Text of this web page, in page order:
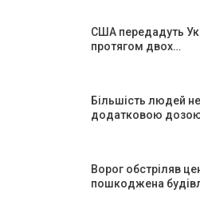
США передадуть
протягом двох…
Більшість людей
додатковою
Ворог обстріляв
пошкоджена